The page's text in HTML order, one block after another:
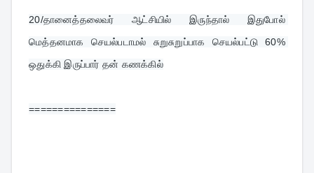
20/தானைத்தலைவர் ஆட்சியில் இருந்தால் இதுபோல்
மெத்தனமாக செயல்படாமல் சுறுசுறுப்பாக செயல்பட்டு 60%
ஒதுக்கி இருப்பார் தன் கணக்கில்
===============